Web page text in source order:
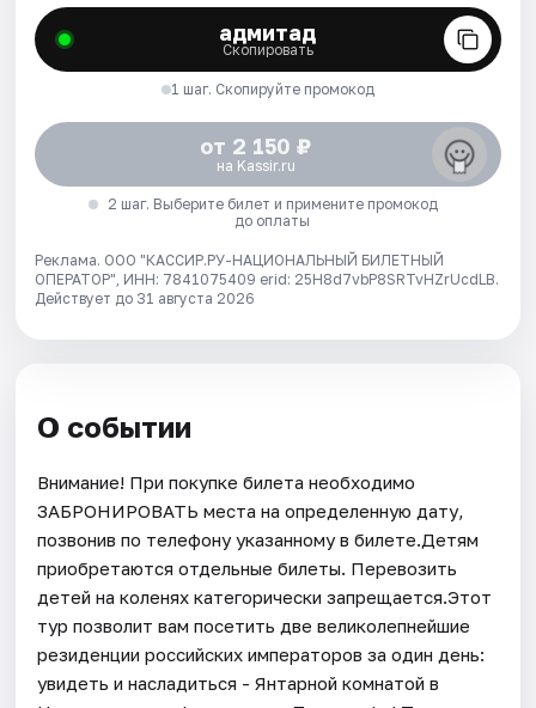
адмитад
Скопировать
1 шаг. Скопируйте промокод
от 2 150 ₽
на Kassir.ru
2 шаг. Выберите билет и примените промокод
до оплаты
Реклама. ООО "КАССИР.РУ-НАЦИОНАЛЬНЫЙ БИЛЕТНЫЙ
ОПЕРАТОР", ИНН: 7841075409 erid: 25H8d7vbP8SRTvHZrUcdLB.
Действует до 31 августа 2026
О событии
Внимание! При покупке билета необходимо
ЗАБРОНИРОВАТЬ места на определенную дату,
позвонив по телефону указанному в билете.Детям
приобретаются отдельные билеты. Перевозить
детей на коленях категорически запрещается.Этот
тур позволит вам посетить две великолепнейшие
резиденции российских императоров за один день:
увидеть и насладиться - Янтарной комнатой в